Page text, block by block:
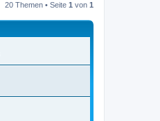
20 Themen • Seite 1 von 1